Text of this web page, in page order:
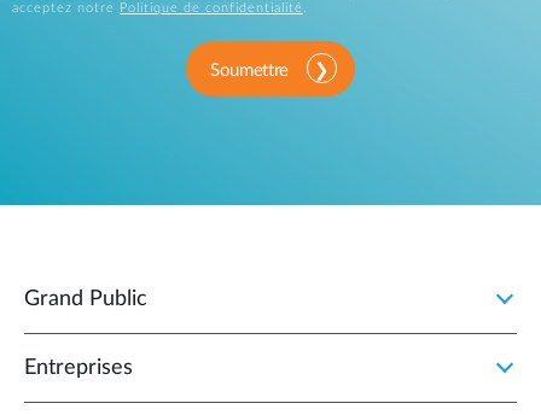
acceptez notre
Politique de confidentialité.
Soumettre
Grand Public
Entreprises